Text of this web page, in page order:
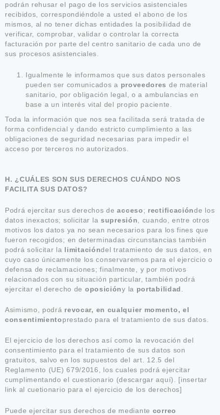
podrán rehusar el pago de los servicios asistenciales
recibidos, correspondiéndole a usted el abono de los
mismos, al no tener dichas entidades la posibilidad de
verificar, comprobar, validar o controlar la correcta
facturación por parte del centro sanitario de cada uno de
sus procesos asistenciales.
Igualmente le informamos que sus datos personales
pueden ser comunicados a proveedores de material
sanitario, por obligación legal, o a ambulancias en
base a un interés vital del propio paciente.
Toda la información que nos sea facilitada será tratada de
forma confidencial y dando estricto cumplimiento a las
obligaciones de seguridad necesarias para impedir el
acceso por terceros no autorizados.
H. ¿CUÁLES SON SUS DERECHOS CUÁNDO NOS
FACILITA SUS DATOS?
Podrá ejercitar sus derechos deacceso; rectificaciónde los
datos inexactos; solicitar la supresión , cuando, entre otros
motivos los datos ya no sean necesarios para los fines que
fueron recogidos; en determinadas circunstancias también
podrá solicitar la limitacióndel tratamiento de sus datos, en
cuyo caso únicamente los conservaremos para el ejercicio o
defensa de reclamaciones; finalmente, y por motivos
relacionados con su situación particular, también podrá
ejercitar el derecho de oposicióny la portabilidad
Asimismo, podrá revocar, en cualquier momento, el
consentimientoprestado para el tratamiento de sus datos.
El ejercicio de los derechos así como la revocación del
consentimiento para el tratamiento de sus datos son
gratuitos, salvo en los supuestos del art. 12.5 del
Reglamento (UE) 679/2016, los cuales podrá ejercitar
cumplimentando el cuestionario (descargar aquí). [insertar
link al cuetionario para el ejercicio de los derechos]
Puede ejercitar sus derechos de mediante correo